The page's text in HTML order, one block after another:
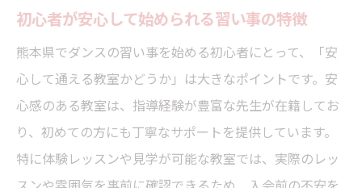
初心者が安心して始められる習い事の特徴
熊本県でダンスの習い事を始める初心者にとって、「安
心して通える教室かどうか」は大きなポイントです。安
心感のある教室は、指導経験が豊富な先生が在籍してお
り、初めての方にも丁寧なサポートを提供しています。
特に体験レッスンや見学が可能な教室では、実際のレッ